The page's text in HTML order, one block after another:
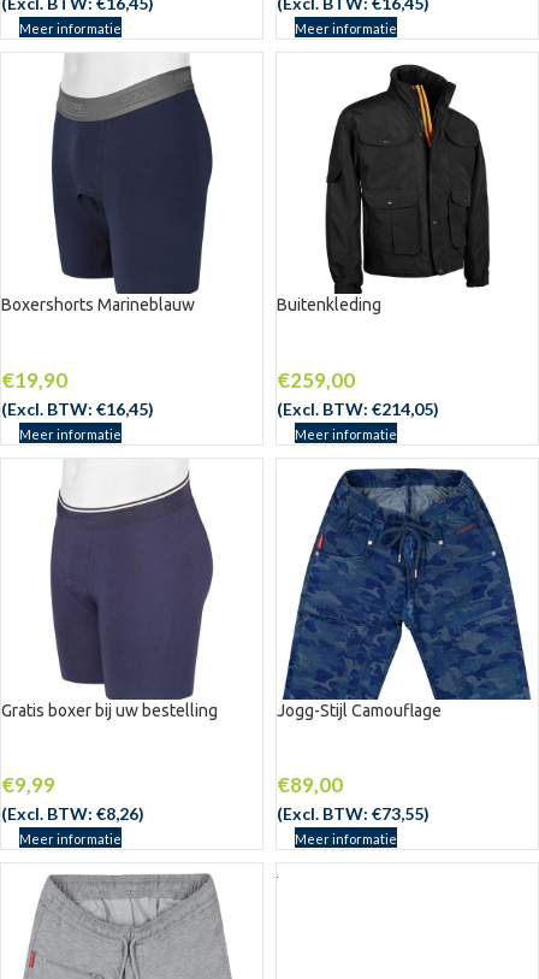
Meer informatie Meer informatie
Boxershorts Marineblauw
€19,90
(Excl. BTW: €16,45)
Meer informatie
Buitenkleding
€259,00
(Excl. BTW: €214,05)
Meer informatie
Gratis boxer bij uw bestelling
€9,99
(Excl. BTW: €8,26)
Meer informatie
Jogg-Stijl Camouflage
€89,00
(Excl. BTW: €73,55)
Meer informatie